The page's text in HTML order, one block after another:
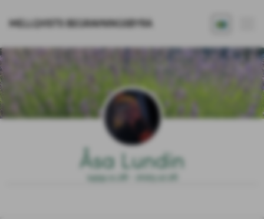
MELLQVISTS BEGRAVNINGSBYRÅ
Åsa Lundin
1959.11.28 - 2025.12.26